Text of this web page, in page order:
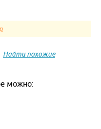
Найти похожие
можно: